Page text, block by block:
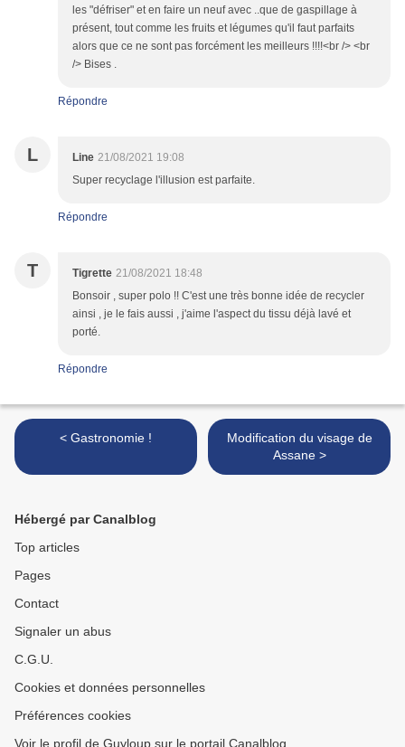
les "défriser" et en faire un neuf avec ..que de gaspillage à
présent, tout comme les fruits et légumes qu'il faut parfaits
alors que ce ne sont pas forcément les meilleurs !!!!<br /> <br
/> Bises .
Répondre
L Line 21/08/2021 19:08
Super recyclage l'illusion est parfaite.
Répondre
T Tigrette 21/08/2021 18:48
Bonsoir , super polo !! C'est une très bonne idée de recycler
ainsi , je le fais aussi , j'aime l'aspect du tissu déjà lavé et
porté.
Répondre
< Gastronomie !
Modification du visage de
Assane >
Hébergé par Canalblog
Top articles
Pages
Contact
Signaler un abus
C.G.U.
Cookies et données personnelles
Préférences cookies
Voir le profil de Guyloup sur le portail Canalblog